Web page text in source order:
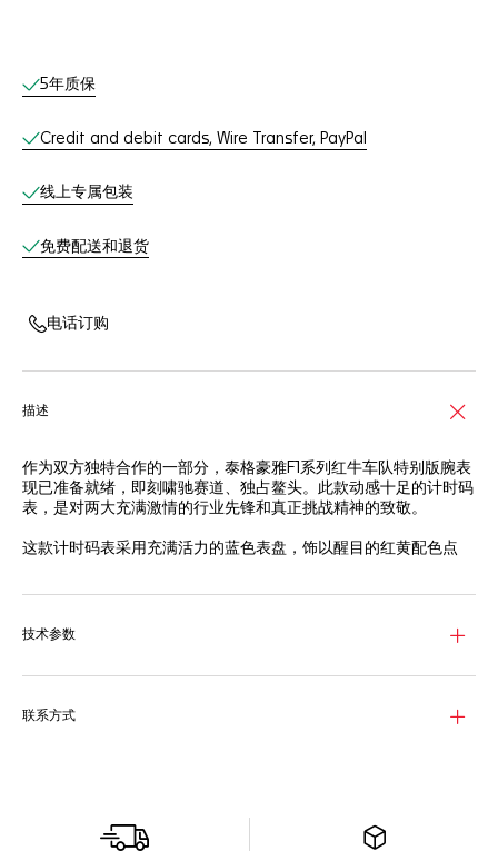
线上服务
5年质保
Credit and debit cards, Wire Transfer, PayPal
线上专属包装
免费配送和退货
电话订购
描述
作为双方独特合作的一部分，泰格豪雅F1系列红牛车队特别版腕表
现已准备就绪，即刻啸驰赛道、独占鳌头。此款动感十足的计时码
表，是对两大充满激情的行业先锋和真正挑战精神的致敬。
这款计时码表采用充满活力的蓝色表盘，饰以醒目的红黄配色点
这款腕表配备镌刻“TAG Heuer”字样的精钢表链及双重安全设计，
这款特别款腕表以独特包装及表背上特别镌刻的图样致敬泰格豪雅
技术参数
联系方式